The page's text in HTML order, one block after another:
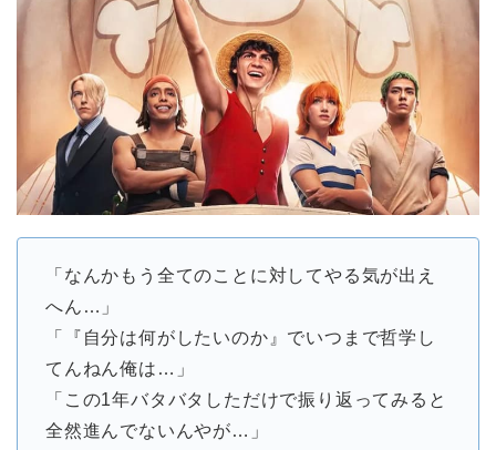
「なんかもう全てのことに対してやる気が出え
へん…」
「『自分は何がしたいのか』でいつまで哲学し
てんねん俺は…」
「この1年バタバタしただけで振り返ってみると
全然進んでないんやが…」